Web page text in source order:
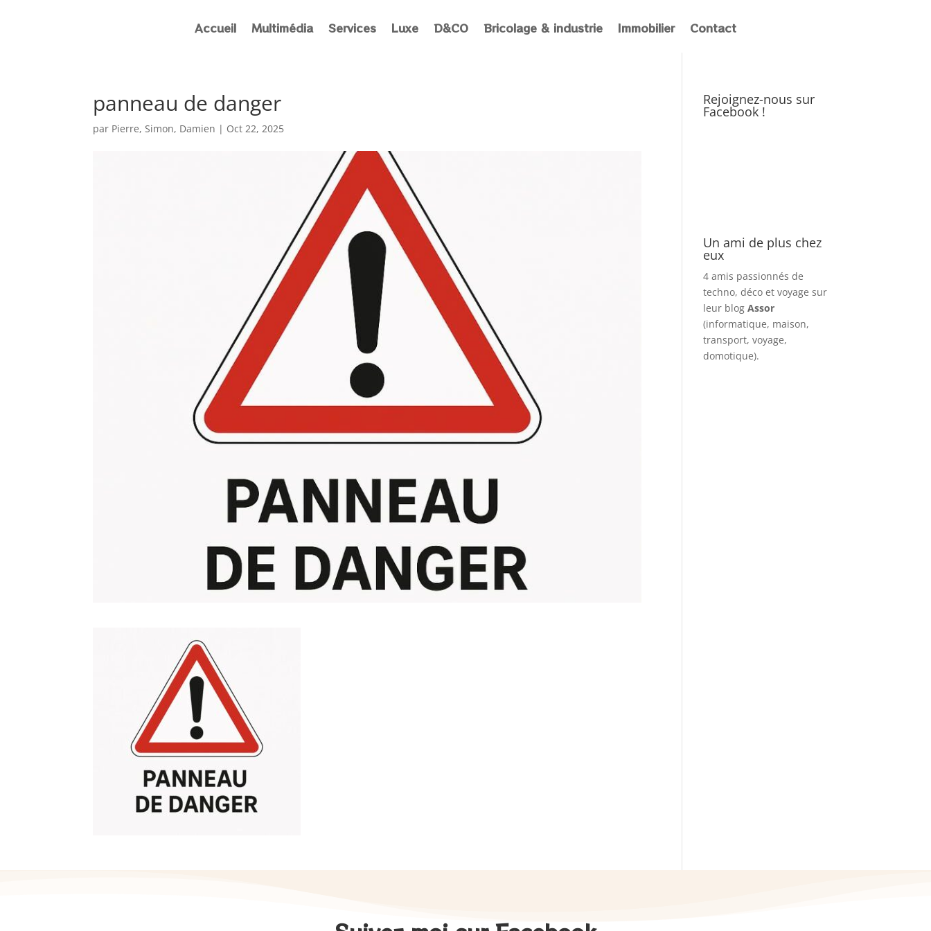
Accueil Multimédia Services Luxe D&CO Bricolage & industrie Immobilier Contact
panneau de danger
par Pierre, Simon, Damien | Oct 22, 2025
Rejoignez-nous sur
Facebook !
Un ami de plus chez
eux
4 amis passionnés de
techno, déco et voyage sur
leur blogAssor
(informatique, maison,
transport, voyage,
domotique).